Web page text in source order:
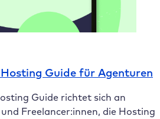
Guide für Agenturen
Guide richtet sich an
Freelancer:innen, die Hosting